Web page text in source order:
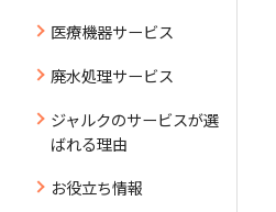
医療機器サービス
廃水処理サービス
ジャルクのサービスが選
ばれる理由
お役立ち情報